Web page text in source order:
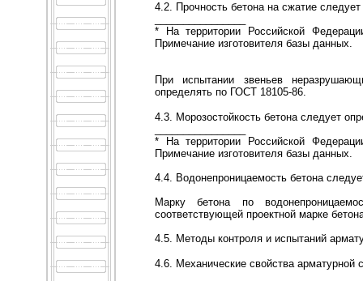
4.2. Прочность бетона на сжатие
* На территории Российской
Примечание изготовителя базы данных.
При испытании звеньев
определять по ГОСТ 18105-86.
4.3. Морозостойкость бетона следует
* На территории Российской
Примечание изготовителя базы данных.
4.4. Водонепроницаемость бетона
Марку бетона по
соответствующей проектной марке
4.5. Методы контроля и испытаний
4.6. Механические свойства арматурной